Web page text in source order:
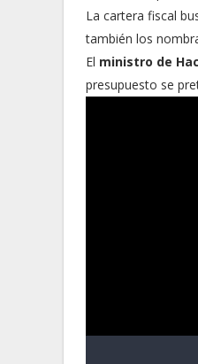
La cartera fiscal
también los
El ministro de
presupuesto se